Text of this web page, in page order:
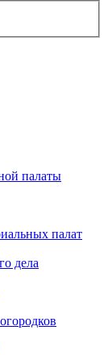
палаты
палат
дела